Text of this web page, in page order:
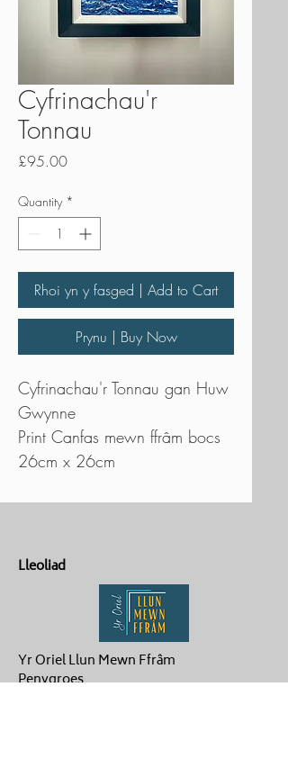
Cyfrinachau'r
Tonnau
£95.00Price
Quantity *
Rhoi yn y fasged | Add to Cart
Prynu | Buy Now
Cyfrinachau'r Tonnau gan Huw
Gwynne
Print Canfas mewn ffrâm bocs
26cm x 26cm
Lleoliad
Yr Oriel Llun Mewn Ffrâm
Penygroes